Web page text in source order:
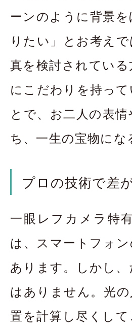
ーンのように背景
りたい」とお考え
真を検討されてい
にこだわりを持っ
とで、お二人の表
ち、一生の宝物に
プロの技術で差
一眼レフカメラ特
は、スマートフォ
あります。しかし
はありません。光
置を計算し尽くし